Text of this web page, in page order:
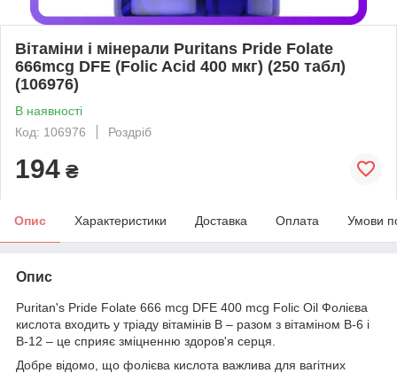
Вітаміни і мінерали Puritans Pride Folate
666mcg DFE (Folic Acid 400 мкг) (250 табл)
(106976)
В наявності
Код: 106976
Роздріб
194 ₴
Опис Характеристики Доставка Оплата Умови
Опис
Puritan's Pride Folate 666 mcg DFE 400 mcg Folic Oil Фолієва
кислота входить у тріаду вітамінів B – разом з вітаміном B-6 і
B-12 – це сприяє зміцненню здоров'я серця.
Добре відомо, що фолієва кислота важлива для вагітних